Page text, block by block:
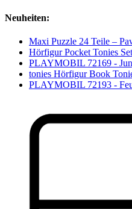
Neuheiten:
Maxi Puzzle 24 Teile –
Hörfigur Pocket Tonies
PLAYMOBIL 72169 -
tonies Hörfigur Book
PLAYMOBIL 72193 -